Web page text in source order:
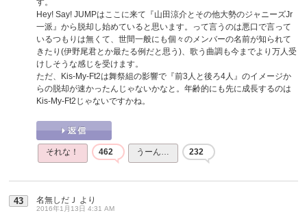
す。
Hey! Say! JUMPはここに来て『山田涼介とその他大勢のジャニーズJr
一派』から脱却し始めていると思います。って言うのは悪口で言って
いるつもりは無くて、世間一般にも個々のメンバーの名前が知られて
きたり(伊野尾君とか最たる例だと思う)、歌う曲調も今までより万人受
けしそうな感じを受けます。
ただ、Kis-My-Ft2は舞祭組の影響で『前3人と後ろ4人』のイメージか
らの脱却が速かったんじゃないかなと。年齢的にも先に成長するのは
Kis-My-Ft2じゃないですかね。
それな！ 462 うーん… 232
43 名無しだＪ より
2016年1月13日 4:31 AM